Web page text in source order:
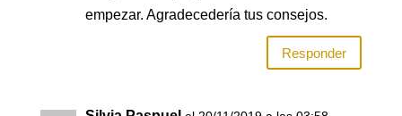
empezar. Agradecedería tus consejos.
Responder